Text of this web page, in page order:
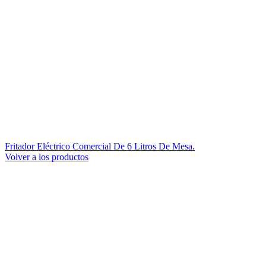
Fritador Eléctrico Comercial De 6 Litros De Mesa.
Volver a los productos